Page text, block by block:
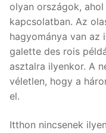
olyan országok,
kapcsolatban. Az
hagyománya van az
galette des rois
asztalra ilyenkor. A
véletlen, hogy a
el.
Itthon nincsenek